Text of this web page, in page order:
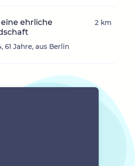
ehrliche
61 Jahre, aus Berlin
2 km